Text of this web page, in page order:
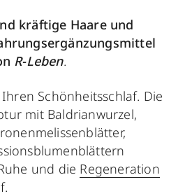
kräftige Haare und
R-Leben.
Schönheitsschlaf. Die
mit Baldrianwurzel,
und die Regeneration